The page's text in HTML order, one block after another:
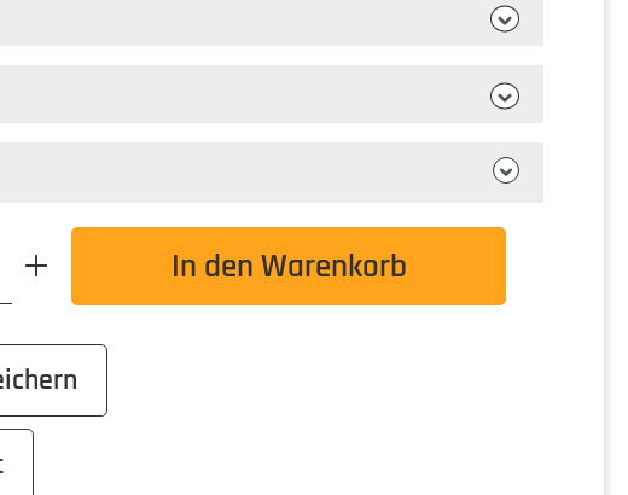
den gewünschten Wert ein oder benutze die
In den Warenkorb